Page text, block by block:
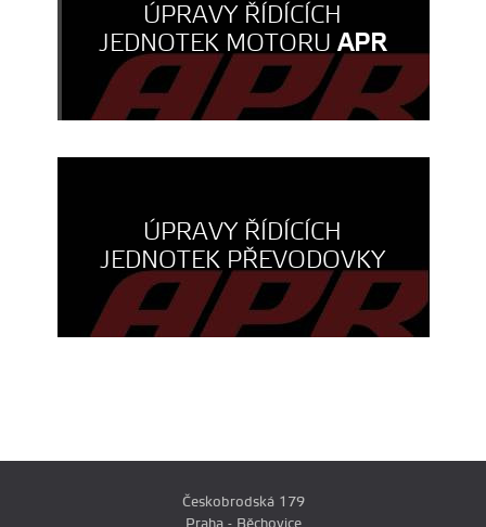
ÚPRAVY ŘÍDÍCÍCH
JEDNOTEK MOTORUAPR
ÚPRAVY ŘÍDÍCÍCH
JEDNOTEK PŘEVODOVKY
Českobrodská 179